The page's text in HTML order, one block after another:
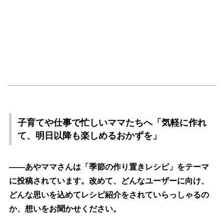
子育てや仕事で忙しいママたちへ「気軽に作れ
て、明日以降も楽しめるおかずを」
――あやママさんは「季節の作り置きレシピ」をテーマ
に投稿されています。改めて、どんなユーザーに向け、
どんな思いを込めてレシピ紹介をされていらっしゃるの
か、想いをお聞かせください。